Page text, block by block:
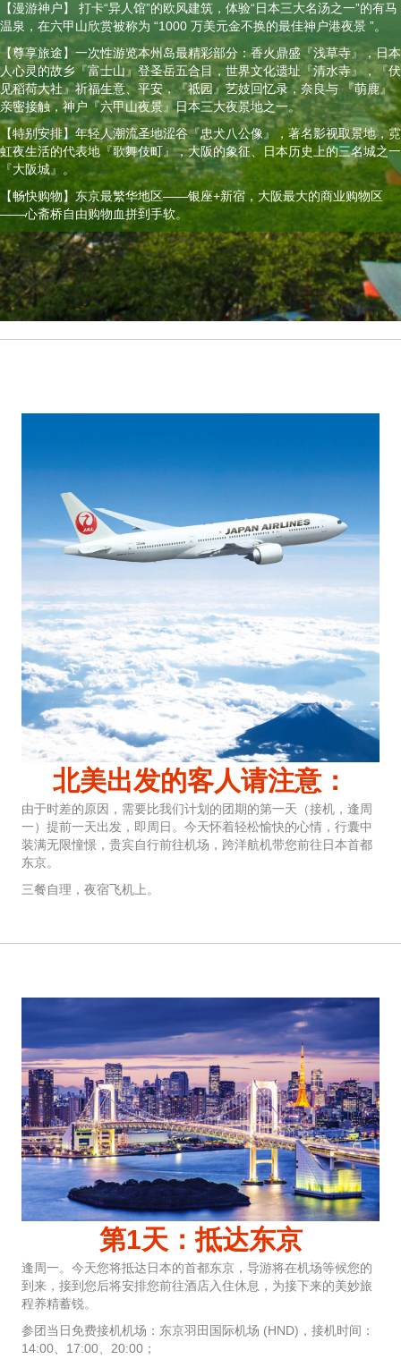
【漫游神户】 打卡“异人馆”的欧风建筑，体验“日本三大名汤之一”的有马
温泉，在六甲山欣赏被称为 “1000 万美元金不换的最佳神户港夜景 ”。
【尊享旅途】一次性游览本州岛最精彩部分：香火鼎盛『浅草寺』，日本
人心灵的故乡『富士山』登圣岳五合目，世界文化遗址『清水寺』，『伏
见稻荷大社』祈福生意、平安，『祗园』艺妓回忆录，奈良与 『萌鹿』
亲密接触，神户『六甲山夜景』日本三大夜景地之一。
【特别安排】年轻人潮流圣地涩谷『忠犬八公像』，著名影视取景地，霓
虹夜生活的代表地『歌舞伎町』，大阪的象征、日本历史上的三名城之一
『大阪城』。
【畅快购物】东京最繁华地区——银座+新宿，大阪最大的商业购物区
——心斋桥自由购物血拼到手软。
北美出发的客人请注意：
由于时差的原因，需要比我们计划的团期的第一天（接机，逢周
一）提前一天出发，即周日。今天怀着轻松愉快的心情，行囊中
装满无限憧憬，贵宾自行前往机场，跨洋航机带您前往日本首都
东京。
三餐自理，夜宿飞机上。
第1天：抵达东京
逢周一。今天您将抵达日本的首都东京，导游将在机场等候您的
到来，接到您后将安排您前往酒店入住休息，为接下来的美妙旅
程养精蓄锐。
参团当日免费接机机场：东京羽田国际机场 (HND)，接机时间：
14:00、17:00、20:00；